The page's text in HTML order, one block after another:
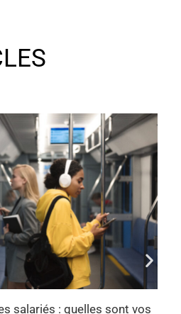
: quelles sont vos